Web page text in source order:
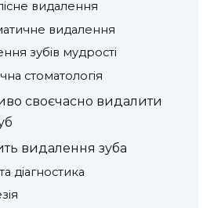
видалення
видалення
зубів мудрості
стоматологія
своєчасно видалити
видалення зуба
діагностика